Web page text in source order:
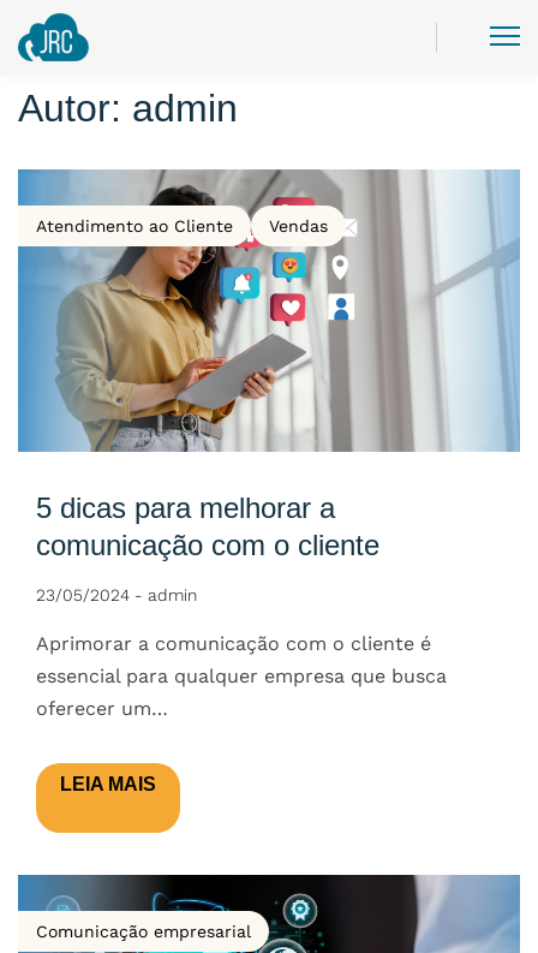
Autor: admin
Atendimento ao Cliente Vendas
5 dicas para melhorar a
comunicação com o cliente
23/05/2024 - admin
Aprimorar a comunicação com o cliente é
essencial para qualquer empresa que busca
oferecer um…
LEIA MAIS
Comunicação empresarial